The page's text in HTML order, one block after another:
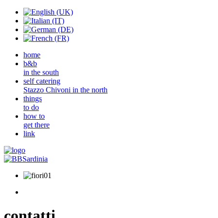
home
b&b
in the south
self catering
Stazzo Chivoni in the north
things
to do
how to
get there
link